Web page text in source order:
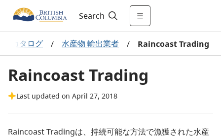
Search
用カタログ / 水産物 輸出業者 / Raincoast Trading
Raincoast Trading
Last updated on April 27, 2018
Raincoast Tradingは、持続可能な方法で漁獲された水産